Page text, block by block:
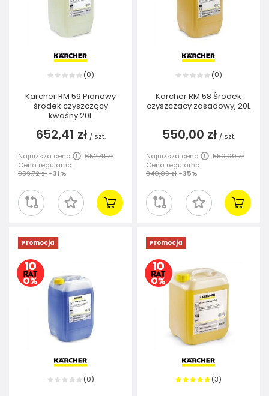
(0)
Karcher RM 59 Pianowy
środek czyszczący
kwaśny 20L
652,41 zł / szt.
Najniższa cena:
652,41 zł
Cena regularna:
939,72 zł -31%
(0)
Karcher RM 58 Środek
czyszczący zasadowy, 20L
550,00 zł / szt.
Najniższa cena:
550,00 zł
Cena regularna:
840,09 zł -35%
Promocja
(0)
Promocja
(3)